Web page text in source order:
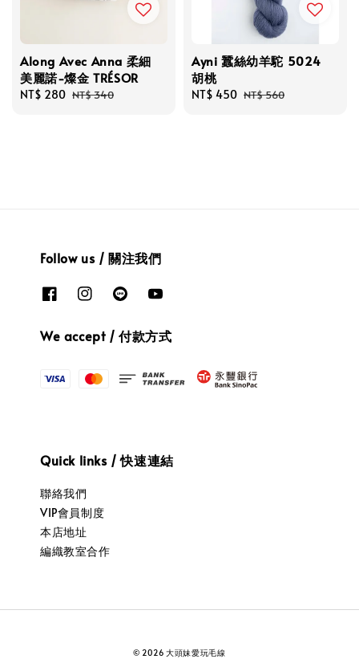
Along Avec Anna 柔細
美麗諾-燦金 TRÉSOR
Sale
NT$ 280 Regular
NT$ 340
Ayni 蠶絲幼羊駝 5024
胡桃
Sale
NT$ 450 Regular
NT$ 560
Follow us / 關注我們
We accept / 付款方式
Quick links / 快速連結
聯絡我們
VIP會員制度
本店地址
編織教室合作
© 2026 大頭妹愛玩毛線